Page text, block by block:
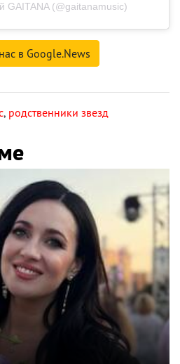
GAITANA (@gaitanamusic)
в Google.News
, родственники звезд